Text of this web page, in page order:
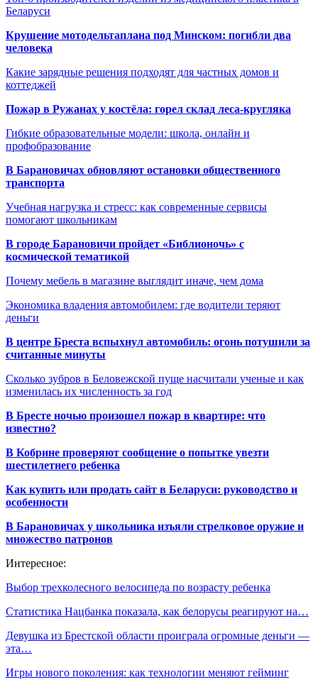
Беларуси
Крушение мотодельтаплана под Минском: погибли два
человека
Какие зарядные решения подходят для частных домов и
коттеджей
Пожар в Ружанах у костёла: горел склад леса-кругляка
Гибкие образовательные модели: школа, онлайн и
профобразование
В Барановичах обновляют остановки общественного
транспорта
Учебная нагрузка и стресс: как современные сервисы
помогают школьникам
В городе Барановичи пройдет «Библионочь» с
космической тематикой
Почему мебель в магазине выглядит иначе, чем дома
Экономика владения автомобилем: где водители теряют
деньги
В центре Бреста вспыхнул автомобиль: огонь потушили за
считанные минуты
Сколько зубров в Беловежской пуще насчитали ученые и как
изменилась их численность за год
В Бресте ночью произошел пожар в квартире: что
известно?
В Кобрине проверяют сообщение о попытке увезти
шестилетнего ребенка
Как купить или продать сайт в Беларуси: руководство и
особенности
В Барановичах у школьника изъяли стрелковое оружие и
множество патронов
Интересное:
Выбор трехколесного велосипеда по возрасту ребенка
Статистика Нацбанка показала, как белорусы реагируют на…
Девушка из Брестской области проиграла огромные деньги —
эта…
Игры нового поколения: как технологии меняют гейминг